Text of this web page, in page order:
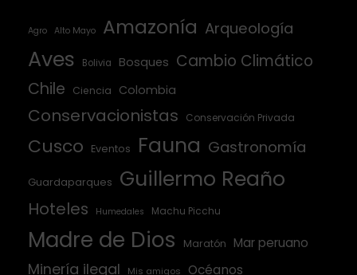
Agro Alto Mayo Amazonía Arqueología
Aves Bolivia Bosques Cambio Climático
Chile
Ciencia Colombia
Conservacionistas Conservación Privada
Cusco Eventos Fauna Gastronomía
Guardaparques Guillermo Reaño
Hoteles Humedales Machu Picchu
Madre de Dios Maratón Mar peruano
Minería ilegal Mis amigos Océanos